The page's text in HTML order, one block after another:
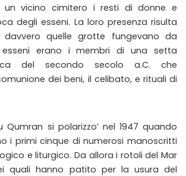
vicino cimitero i resti di donne e
degli esseni. La loro presenza risulta
davvero quelle grotte fungevano da
esseni erano i membri di una setta
del secondo secolo a.C. che
dei beni, il celibato, e rituali di
Qumran si polarizzo’ nel 1947 quando
i primi cinque di numerosi manoscritti
e liturgico. Da allora i rotoli del Mar
quali hanno patito per la usura del